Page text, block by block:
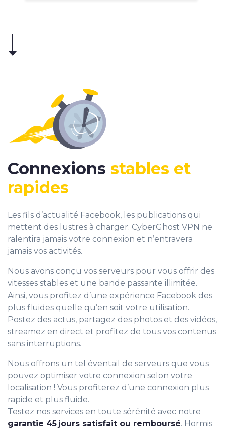
Connexions stables et
rapides
Les fils d’actualité Facebook, les publications qui
mettent des lustres à charger. CyberGhost VPN ne
ralentira jamais votre connexion et n’entravera
jamais vos activités.
Nous avons conçu vos serveurs pour vous offrir des
vitesses stables et une bande passante illimitée.
Ainsi, vous profitez d’une expérience Facebook des
plus fluides quelle qu’en soit votre utilisation.
Postez des actus, partagez des photos et des vidéos,
streamez en direct et profitez de tous vos contenus
sans interruptions.
Nous offrons un tel éventail de serveurs que vous
pouvez optimiser votre connexion selon votre
localisation ! Vous profiterez d’une connexion plus
rapide et plus fluide.
Testez nos services en toute sérénité avec notre
garantie 45 jours satisfait ou remboursé. Hormis